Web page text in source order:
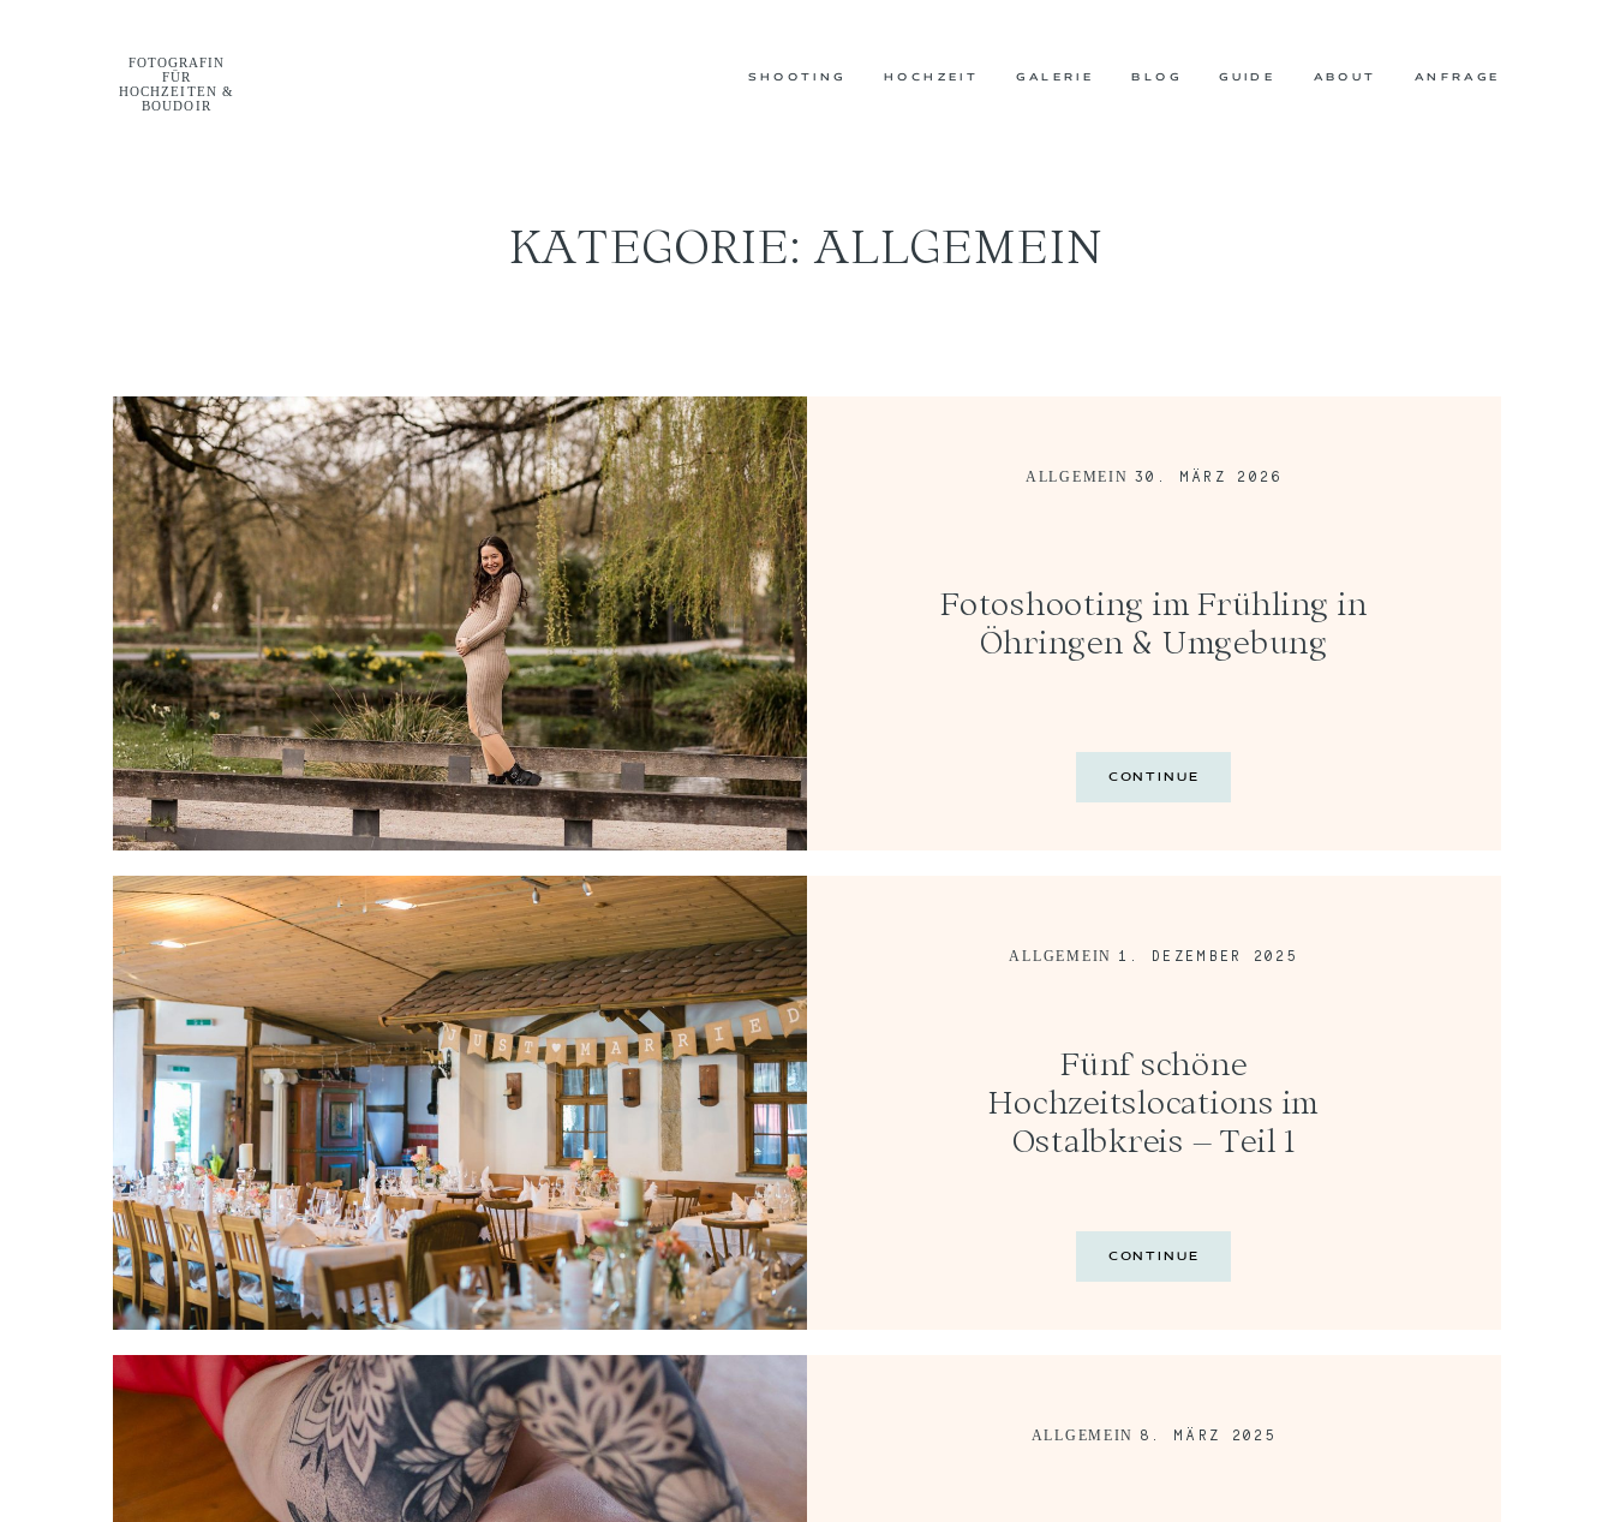
FOTOGRAFIN
FÜR
HOCHZEITEN &
BOUDOIR
SHOOTING HOCHZEIT GALERIE BLOG GUIDE ABOUT ANFRAGE
KATEGORIE: ALLGEMEIN
ALLGEMEIN 30. MÄRZ 2026
Fotoshooting im Frühling in
Öhringen & Umgebung
CONTINUE
ALLGEMEIN 1. DEZEMBER 2025
Fünf schöne
Hochzeitslocations im
Ostalbkreis – Teil 1
CONTINUE
ALLGEMEIN 8. MÄRZ 2025